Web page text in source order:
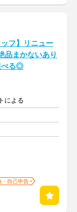
ッフ】リニュー
品まかないあり
べる◎
による
・自己申告